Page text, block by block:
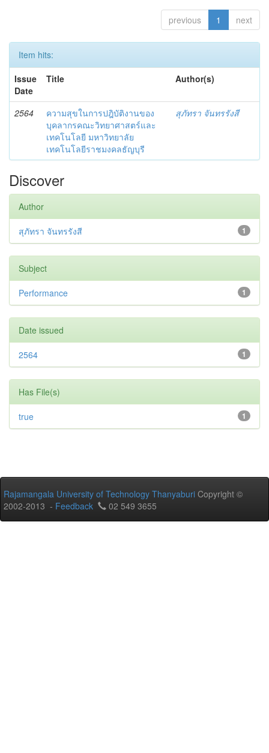
previous 1 next
Item hits:
Issue
Date
Title Author(s)
2564
ความสุขในการปฎิบัติงานของ
บุคลากรคณะวิทยาศาสตร์และ
เทคโนโลยี มหาวิทยาลัย
เทคโนโลยีราชมงคลธัญบุรี
สุภัทรา จันทรรังสี
Discover
Author
1
สุภัทรา จันทรรังสี
Subject
1
Performance
Date issued
1
2564
Has File(s)
1
true
Rajamangala University of Technology Thanyaburi Copyright ©
2002-2013 - Feedback 02 549 3655